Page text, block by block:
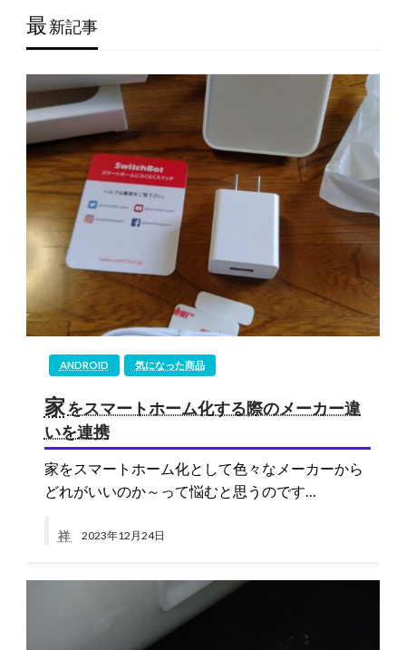
最新記事
ANDROID 気になった商品
家をスマートホーム化する際のメーカー違
いを連携
家をスマートホーム化として色々なメーカーから
どれがいいのか～って悩むと思うのです…
祥 2023年12月24日